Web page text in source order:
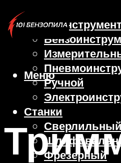
Виды
Ручной
Станки
Сверлильный
Фрезерный
Меню